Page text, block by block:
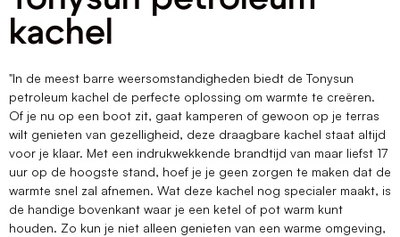
kachel
"In de meest barre weersomstandigheden biedt de Tonysun
petroleum kachel de perfecte oplossing om warmte te creëren.
Of je nu op een boot zit, gaat kamperen of gewoon op je terras
wilt genieten van gezelligheid, deze draagbare kachel staat altijd
voor je klaar. Met een indrukwekkende brandtijd van maar liefst 17
uur op de hoogste stand, hoef je je geen zorgen te maken dat de
warmte snel zal afnemen. Wat deze kachel nog specialer maakt, is
de handige bovenkant waar je een ketel of pot warm kunt
houden. Zo kun je niet alleen genieten van een warme omgeving,